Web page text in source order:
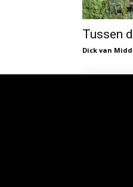
Tussen
Dick van